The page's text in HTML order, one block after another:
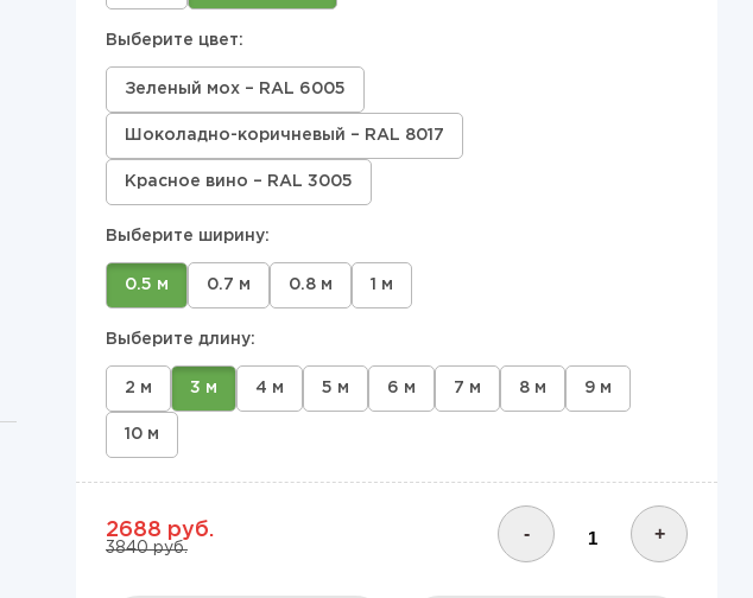
Выберите цвет:
Зеленый мох – RAL 6005
Шоколадно-коричневый – RAL 8017
Красное вино – RAL 3005
Выберите ширину:
0.5 м 0.7 м 0.8 м 1 м
Выберите длину:
2 м 3 м 4 м 5 м 6 м 7 м 8 м 9 м
10 м
2688 руб.
3840 руб.
- +